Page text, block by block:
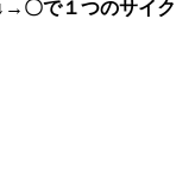
〇で１つのサイク